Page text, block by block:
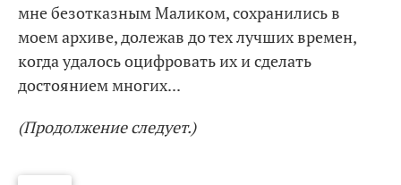
мне безотказным Маликом, сохранились в
моем архиве, долежав до тех лучших времен,
когда удалось оцифровать их и сделать
достоянием многих...
(Продолжение следует.)